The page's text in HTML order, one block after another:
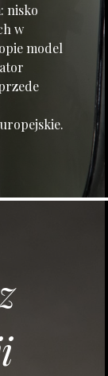
nisko
w
model